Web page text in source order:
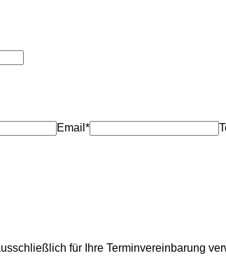
Email*
für Ihre Terminvereinbarung